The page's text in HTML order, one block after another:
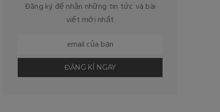
Đăng ký để nhận những tin tức và bài
viết mới nhất